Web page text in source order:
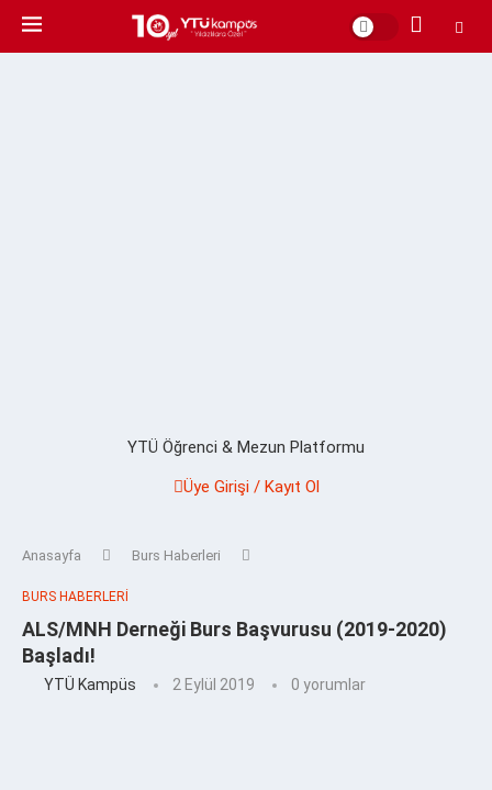
YTÜ Öğrenci & Mezun Platformu
Üye Girişi / Kayıt Ol
Anasayfa Burs Haberleri
BURS HABERLERI
ALS/MNH Derneği Burs Başvurusu (2019-2020)
Başladı!
YTÜ Kampüs 2 Eylül 2019 0 yorumlar